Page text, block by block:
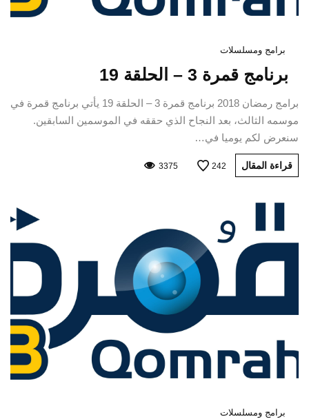
برامج ومسلسلات
برنامج قمرة 3 – الحلقة 19
برامج رمضان 2018 برنامج قمرة 3 – الحلقة 19 يأتي برنامج قمرة في
موسمه الثالث، بعد النجاح الذي حققه في الموسمين السابقين.
سنعرض لكم يوميا في…
قراءة المقال 242
3375
برامج ومسلسلات